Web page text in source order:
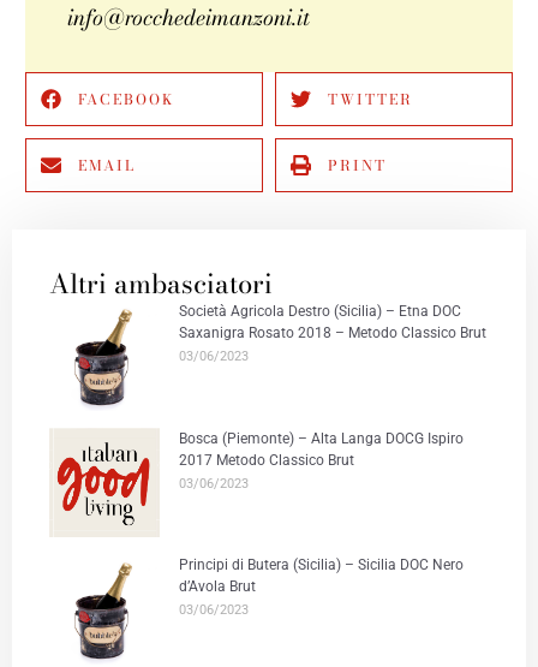
info@rocchedeimanzoni.it
FACEBOOK TWITTER
EMAIL PRINT
Altri ambasciatori
Società Agricola Destro (Sicilia) – Etna DOC
Saxanigra Rosato 2018 – Metodo Classico Brut
03/06/2023
Bosca (Piemonte) – Alta Langa DOCG Ispiro
2017 Metodo Classico Brut
03/06/2023
Principi di Butera (Sicilia) – Sicilia DOC Nero
d’Avola Brut
03/06/2023